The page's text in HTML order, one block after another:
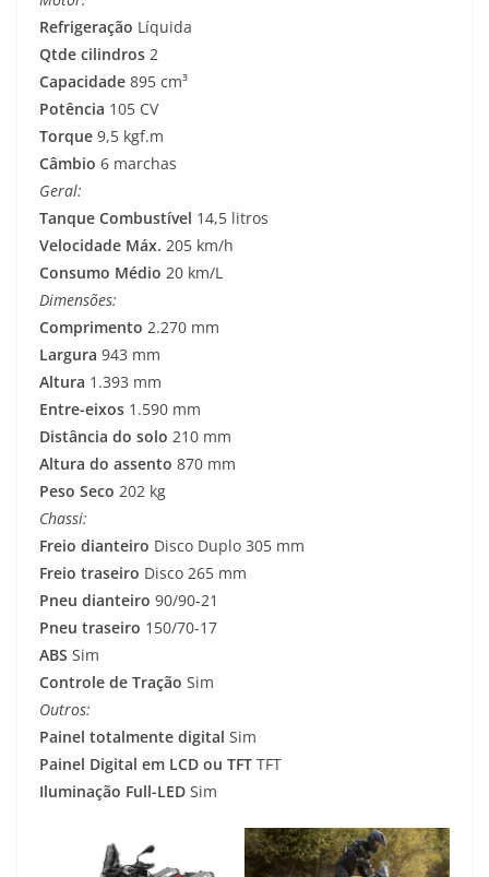
Refrigeração Líquida
Qtde cilindros 2
Capacidade 895 cm³
Potência 105 CV
Torque 9,5 kgf.m
Câmbio 6 marchas
Geral:
Tanque Combustível 14,5 litros
Velocidade Máx. 205 km/h
Consumo Médio 20 km/L
Dimensões:
Comprimento 2.270 mm
Largura 943 mm
Altura 1.393 mm
Entre-eixos 1.590 mm
Distância do solo 210 mm
Altura do assento 870 mm
Peso Seco 202 kg
Chassi:
Freio dianteiro Disco Duplo 305 mm
Freio traseiro Disco 265 mm
Pneu dianteiro 90/90-21
Pneu traseiro 150/70-17
ABS Sim
Controle de Tração Sim
Outros:
Painel totalmente digital Sim
Painel Digital em LCD ou TFT TFT
Iluminação Full-LED Sim